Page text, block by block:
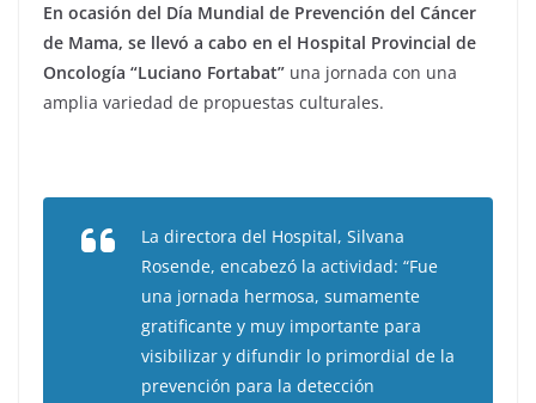
En ocasión del Día Mundial de Prevención del Cáncer
de Mama, se llevó a cabo en el Hospital Provincial de
Oncología “Luciano Fortabat” una jornada con una
amplia variedad de propuestas culturales.
La directora del Hospital, Silvana
Rosende, encabezó la actividad: “Fue
una jornada hermosa, sumamente
gratificante y muy importante para
visibilizar y difundir lo primordial de la
prevención para la detección